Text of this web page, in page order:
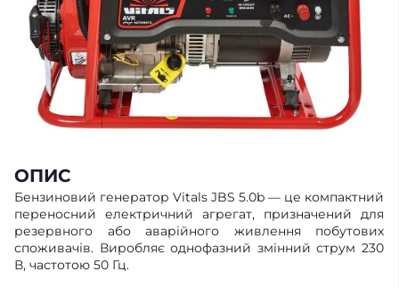
ОПИС
Бензиновий генератор Vitals JBS 5.0b — це компактний
переносний електричний агрегат, призначений для
резервного або аварійного живлення побутових
споживачів. Виробляє однофазний змінний струм 230
В, частотою 50 Гц.